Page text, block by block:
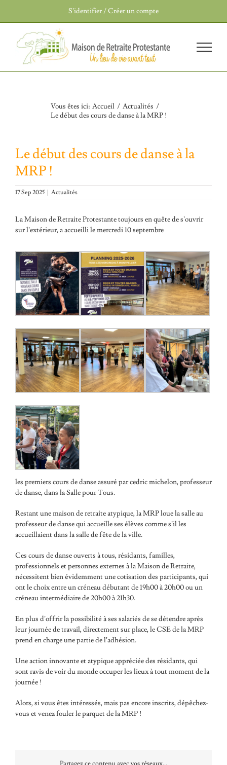
contenu
S’identifier / Créer un compte
Vous êtes ici: Accueil / Actualités /
Le début des cours de danse à la MRP !
Le début des cours de danse à la
MRP !
17 Sep 2025 Actualités
LaMaison de Retraite Protestantetoujours en quête de s’ouvrir
sur l’extérieur, a accueilli le mercredi 10 septembre
les premiers cours de danse assuré parcedric michelon, professeur
de danse, dans la Salle pour Tous.
Restant une maison de retraite atypique, la MRP loue la salle au
professeur de danse qui accueille ses élèves comme s’il les
accueillaient dans la salle de fête de la ville.
Ces cours de danse ouverts à tous, résidants, familles,
professionnels et personnes externes à la Maison de Retraite,
nécessitent bien évidemment une cotisation des participants, qui
ont le choix entre un créneau débutant de 19h00 à 20h00 ou un
créneau intermédiaire de 20h00 à 21h30.
En plus d’offrir la possibilité à ses salariés de se détendre après
leur journée de travail, directement sur place, le CSE de la MRP
prend en charge une partie de l’adhésion.
Une action innovante et atypique appréciée des résidants, qui
sont ravis de voir du monde occuper les lieux à tout moment de la
journée !
Alors, si vous êtes intéressés, mais pas encore inscrits, dépêchez-
vous et venez fouler le parquet de la MRP !
Partagez ce contenu avec vos réseaux...